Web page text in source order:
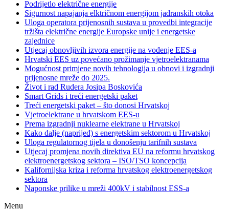
Podrijetlo električne energije
Sigurnost napajanja elktričnom energijom jadranskih otoka
Uloga operatora prijenosnih sustava u provedbi integracije
tržišta električne energije Europske unije i energetske
zajednice
Utjecaj obnovljivih izvora energije na vođenje EES-a
Hrvatski EES uz povećano prožimanje vjetroelektranama
Mogućnost primjene novih tehnologija u obnovi i izgradnji
prijenosne mreže do 2025.
Život i rad Rudera Josipa Boskovića
Smart Grids i treći energetski paket
Treći energetski paket – što donosi Hrvatskoj
Vjetroelektrane u hrvatskom EES-u
Prema izgradnji nuklearne elektrane u Hrvatskoj
Kako dalje (naprijed) s energetskim sektorom u Hrvatskoj
Uloga regulatornog tijela u donošenju tarifnih sustava
Utjecaj promjena novih direktiva EU na reformu hrvatskog
elektroenergetskog sektora – ISO/TSO koncepcija
Kalifornijska kriza i reforma hrvatskog elektroenergetskog
sektora
Naponske prilike u mreži 400kV i stabilnost ESS-a
Menu